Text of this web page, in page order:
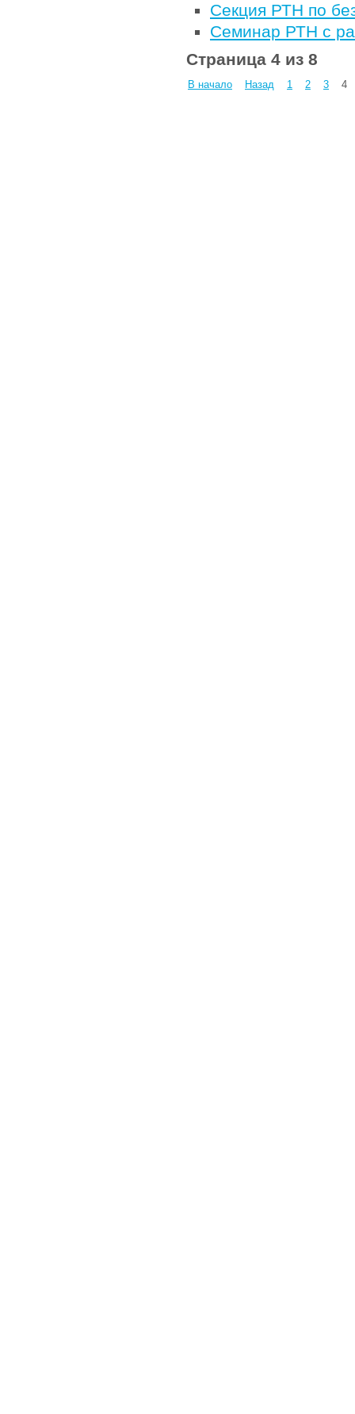
Секция РТН по
Семинар РТН с
Страница 4 из 8
В начало Назад 1 2 3 4